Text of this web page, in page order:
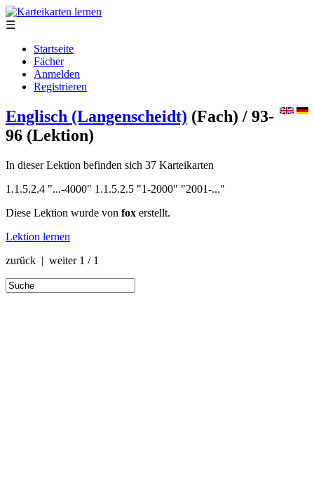
☰
Startseite
Fächer
Anmelden
Registrieren
Englisch (Langenscheidt) (Fach) / 93-
96 (Lektion)
In dieser Lektion befinden sich 37 Karteikarten
1.1.5.2.4 "...-4000" 1.1.5.2.5 "1-2000" "2001-..."
Diese Lektion wurde von fox erstellt.
Lektion lernen
zurück | weiter 1 / 1